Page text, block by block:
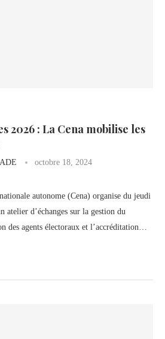
2026 : La Cena mobilise les
octobre 18, 2024
autonome (Cena) organise du jeudi
atelier d’échanges sur la gestion du
des agents électoraux et l’accréditation…